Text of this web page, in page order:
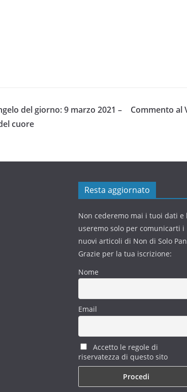
del giorno: 9 marzo 2021 –
cuore
Commento al
Resta aggiornato
Non cederemo mai i tuoi dati e
useremo solo per comunicarti i
nuovi articoli di Non di Solo
Grazie per la tua iscrizione:
Nome
Email
Accetto le regole di
riservatezza di questo sito